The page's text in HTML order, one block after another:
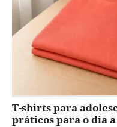
T-shirts para
práticos para o dia